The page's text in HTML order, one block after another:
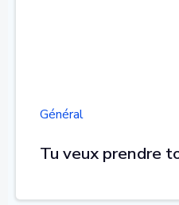
Général
Tu veux prendre